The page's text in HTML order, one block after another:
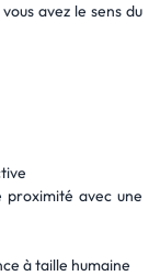
avez le sens du
proximité avec une
à taille humaine